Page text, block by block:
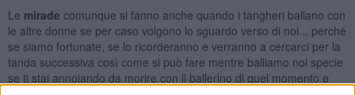
Le mirade comunque si fanno anche quando i tangheri ballano con
le altre donne se per caso volgono lo sguardo verso di noi... perché
se siamo fortunate, se lo ricorderanno e verranno a cercarci per la
tanda successiva così come si può fare mentre balliamo noi specie
se ti stai annoiando da morire con il ballerino di quel momento e